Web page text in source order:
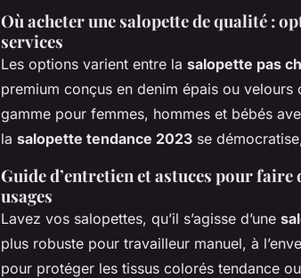
Où acheter une salopette de qualité :
services
Les options varient entre la salopette pas
premium conçus en denim épais ou
gamme pour femmes, hommes et bébés
la salopette tendance 2023 se
Guide d’entretien et astuces pour
usages
Lavez vos salopettes, qu’il s’agisse d’une
plus robuste pour travailleur manuel, à
pour protéger les tissus colorés tendance